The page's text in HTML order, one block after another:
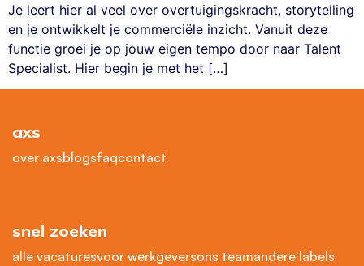
Je leert hier al veel over overtuigingskracht, storytelling
en je ontwikkelt je commerciële inzicht. Vanuit deze
functie groei je op jouw eigen tempo door naar Talent
Specialist. Hier begin je met het […]
axs
over axsblogsfaqcontact
snel zoeken
alle vacaturesvoor werkgeversons teamandere labels